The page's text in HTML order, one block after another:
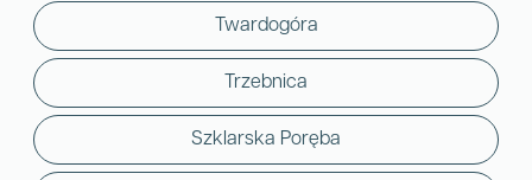
Twardogóra
Trzebnica
Szklarska Poręba